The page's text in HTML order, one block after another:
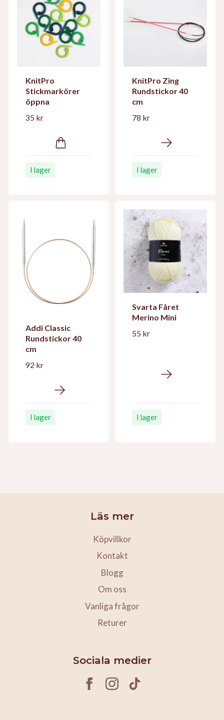
KnitPro
Stickmarkörer
öppna
35 kr
I lager
KnitPro Zing
Rundstickor 40
cm
78 kr
I lager
Addi Classic
Rundstickor 40
cm
92 kr
I lager
Svarta Fåret
Merino Mini
55 kr
I lager
Läs mer
Köpvillkor
Kontakt
Blogg
Om oss
Vanliga frågor
Returer
Sociala medier